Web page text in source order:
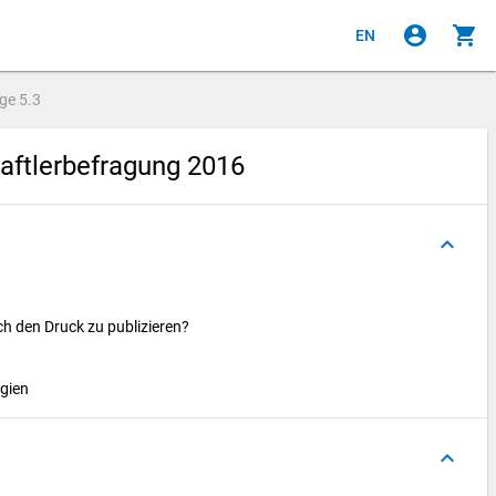
EN account_circle shopping_cart
5.3
2016
keyboard_arrow_up
den Druck zu publizieren?
keyboard_arrow_up